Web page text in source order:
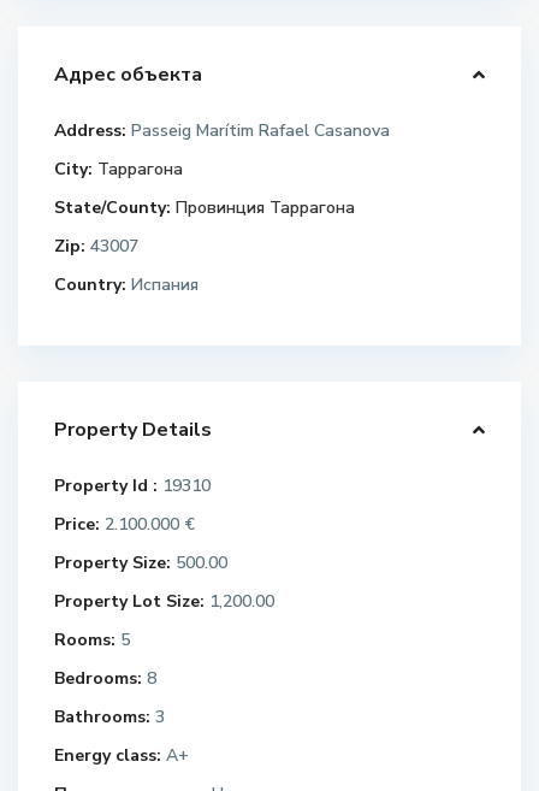
Адрес объекта
Address: Passeig Marítim Rafael Casanova
City: Таррагона
State/County: Провинция Таррагона
Zip: 43007
Country: Испания
Property Details
Property Id : 19310
Price: 2.100.000 €
Property Size: 500.00
Property Lot Size: 1,200.00
Rooms: 5
Bedrooms: 8
Bathrooms: 3
Energy class: A+